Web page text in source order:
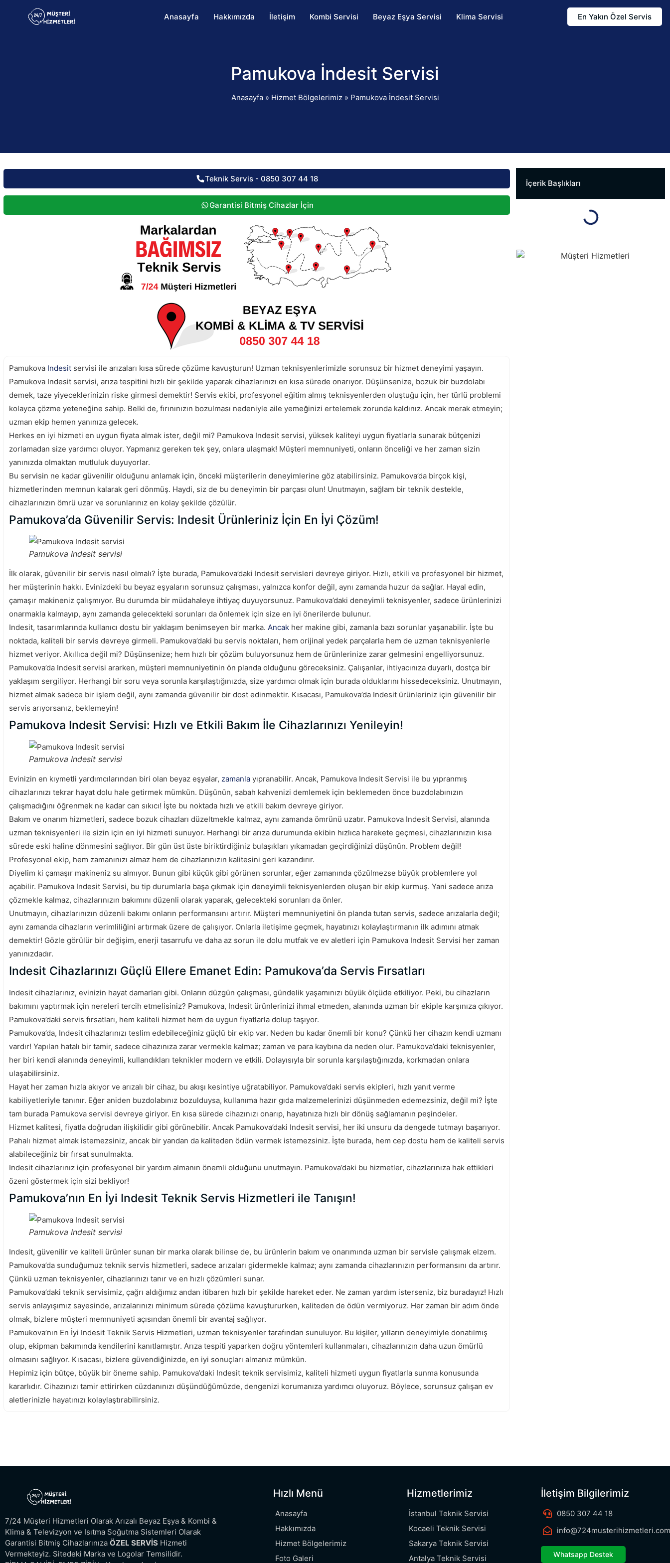
Anasayfa Hakkımızda İletişim Kombi Servisi Beyaz Eşya Servisi Klima Servisi En Yakın Özel Servis
Pamukova İndesit Servisi
Anasayfa» Hizmet Bölgelerimiz» Pamukova İndesit Servisi
Teknik Servis - 0850 307 44 18
Garantisi Bitmiş Cihazlar İçin
Pamukova Indesit servisi ile arızaları kısa sürede çözüme kavuşturun! Uzman teknisyenlerimizle sorunsuz bir hizmet deneyimi yaşayın.
Pamukova Indesit servisi, arıza tespitini hızlı bir şekilde yaparak cihazlarınızı en kısa sürede onarıyor. Düşünsenize, bozuk bir buzdolabı
demek, taze yiyeceklerinizin riske girmesi demektir! Servis ekibi, profesyonel eğitim almış teknisyenlerden oluştuğu için, her türlü problemi
kolayca çözme yeteneğine sahip. Belki de, fırınınızın bozulması nedeniyle aile yemeğinizi ertelemek zorunda kaldınız. Ancak merak etmeyin;
uzman ekip hemen yanınıza gelecek.
Herkes en iyi hizmeti en uygun fiyata almak ister, değil mi? Pamukova Indesit servisi, yüksek kaliteyi uygun fiyatlarla sunarak bütçenizi
zorlamadan size yardımcı oluyor. Yapmanız gereken tek şey, onlara ulaşmak! Müşteri memnuniyeti, onların önceliği ve her zaman sizin
yanınızda olmaktan mutluluk duyuyorlar.
Bu servisin ne kadar güvenilir olduğunu anlamak için, önceki müşterilerin deneyimlerine göz atabilirsiniz. Pamukova’da birçok kişi,
hizmetlerinden memnun kalarak geri dönmüş. Haydi, siz de bu deneyimin bir parçası olun! Unutmayın, sağlam bir teknik destekle,
cihazlarınızın ömrü uzar ve sorunlarınız en kolay şekilde çözülür.
Pamukova’da Güvenilir Servis: Indesit Ürünleriniz İçin En İyi Çözüm!
Pamukova Indesit servisi
İlk olarak, güvenilir bir servis nasıl olmalı? İşte burada, Pamukova’daki Indesit servisleri devreye giriyor. Hızlı, etkili ve profesyonel bir hizmet,
her müşterinin hakkı. Evinizdeki bu beyaz eşyaların sorunsuz çalışması, yalnızca konfor değil, aynı zamanda huzur da sağlar. Hayal edin,
çamaşır makineniz çalışmıyor. Bu durumda bir müdahaleye ihtiyaç duyuyorsunuz. Pamukova’daki deneyimli teknisyenler, sadece ürünlerinizi
onarmakla kalmayıp, aynı zamanda gelecekteki sorunları da önlemek için size en iyi önerilerde bulunur.
Indesit, tasarımlarında kullanıcı dostu bir yaklaşım benimseyen bir marka. Ancak her makine gibi, zamanla bazı sorunlar yaşanabilir. İşte bu
noktada, kaliteli bir servis devreye girmeli. Pamukova’daki bu servis noktaları, hem orijinal yedek parçalarla hem de uzman teknisyenlerle
hizmet veriyor. Akıllıca değil mi? Düşünsenize; hem hızlı bir çözüm buluyorsunuz hem de ürünlerinize zarar gelmesini engelliyorsunuz.
Pamukova’da Indesit servisi ararken, müşteri memnuniyetinin ön planda olduğunu göreceksiniz. Çalışanlar, ihtiyacınıza duyarlı, dostça bir
yaklaşım sergiliyor. Herhangi bir soru veya sorunla karşılaştığınızda, size yardımcı olmak için burada olduklarını hissedeceksiniz. Unutmayın,
hizmet almak sadece bir işlem değil, aynı zamanda güvenilir bir dost edinmektir. Kısacası, Pamukova’da Indesit ürünleriniz için güvenilir bir
servis arıyorsanız, beklemeyin!
Pamukova Indesit Servisi: Hızlı ve Etkili Bakım İle Cihazlarınızı Yenileyin!
Pamukova Indesit servisi
Evinizin en kıymetli yardımcılarından biri olan beyaz eşyalar, zamanla yıpranabilir. Ancak, Pamukova Indesit Servisi ile bu yıpranmış
cihazlarınızı tekrar hayat dolu hale getirmek mümkün. Düşünün, sabah kahvenizi demlemek için beklemeden önce buzdolabınızın
çalışmadığını öğrenmek ne kadar can sıkıcı! İşte bu noktada hızlı ve etkili bakım devreye giriyor.
Bakım ve onarım hizmetleri, sadece bozuk cihazları düzeltmekle kalmaz, aynı zamanda ömrünü uzatır. Pamukova Indesit Servisi, alanında
uzman teknisyenleri ile sizin için en iyi hizmeti sunuyor. Herhangi bir arıza durumunda ekibin hızlıca harekete geçmesi, cihazlarınızın kısa
sürede eski haline dönmesini sağlıyor. Bir gün üst üste biriktirdiğiniz bulaşıkları yıkamadan geçirdiğinizi düşünün. Problem değil!
Profesyonel ekip, hem zamanınızı almaz hem de cihazlarınızın kalitesini geri kazandırır.
Diyelim ki çamaşır makineniz su almıyor. Bunun gibi küçük gibi görünen sorunlar, eğer zamanında çözülmezse büyük problemlere yol
açabilir. Pamukova Indesit Servisi, bu tip durumlarla başa çıkmak için deneyimli teknisyenlerden oluşan bir ekip kurmuş. Yani sadece arıza
çözmekle kalmaz, cihazlarınızın bakımını düzenli olarak yaparak, gelecekteki sorunları da önler.
Unutmayın, cihazlarınızın düzenli bakımı onların performansını artırır. Müşteri memnuniyetini ön planda tutan servis, sadece arızalarla değil;
aynı zamanda cihazların verimliliğini artırmak üzere de çalışıyor. Onlarla iletişime geçmek, hayatınızı kolaylaştırmanın ilk adımını atmak
demektir! Gözle görülür bir değişim, enerji tasarrufu ve daha az sorun ile dolu mutfak ve ev aletleri için Pamukova Indesit Servisi her zaman
yanınızdadır.
Indesit Cihazlarınızı Güçlü Ellere Emanet Edin: Pamukova’da Servis Fırsatları
Indesit cihazlarınız, evinizin hayat damarları gibi. Onların düzgün çalışması, gündelik yaşamınızı büyük ölçüde etkiliyor. Peki, bu cihazların
bakımını yaptırmak için nereleri tercih etmelisiniz? Pamukova, Indesit ürünlerinizi ihmal etmeden, alanında uzman bir ekiple karşınıza çıkıyor.
Pamukova’daki servis fırsatları, hem kaliteli hizmet hem de uygun fiyatlarla dolup taşıyor.
Pamukova’da, Indesit cihazlarınızı teslim edebileceğiniz güçlü bir ekip var. Neden bu kadar önemli bir konu? Çünkü her cihazın kendi uzmanı
vardır! Yapılan hatalı bir tamir, sadece cihazınıza zarar vermekle kalmaz; zaman ve para kaybına da neden olur. Pamukova’daki teknisyenler,
her biri kendi alanında deneyimli, kullandıkları teknikler modern ve etkili. Dolayısıyla bir sorunla karşılaştığınızda, korkmadan onlara
ulaşabilirsiniz.
Hayat her zaman hızla akıyor ve arızalı bir cihaz, bu akışı kesintiye uğratabiliyor. Pamukova’daki servis ekipleri, hızlı yanıt verme
kabiliyetleriyle tanınır. Eğer aniden buzdolabınız bozulduysa, kullanıma hazır gıda malzemelerinizi düşünmeden edemezsiniz, değil mi? İşte
tam burada Pamukova servisi devreye giriyor. En kısa sürede cihazınızı onarıp, hayatınıza hızlı bir dönüş sağlamanın peşindeler.
Hizmet kalitesi, fiyatla doğrudan ilişkilidir gibi görünebilir. Ancak Pamukova’daki Indesit servisi, her iki unsuru da dengede tutmayı başarıyor.
Pahalı hizmet almak istemezsiniz, ancak bir yandan da kaliteden ödün vermek istemezsiniz. İşte burada, hem cep dostu hem de kaliteli servis
alabileceğiniz bir fırsat sunulmakta.
Indesit cihazlarınız için profesyonel bir yardım almanın önemli olduğunu unutmayın. Pamukova’daki bu hizmetler, cihazlarınıza hak ettikleri
özeni göstermek için sizi bekliyor!
Pamukova’nın En İyi Indesit Teknik Servis Hizmetleri ile Tanışın!
Pamukova Indesit servisi
Indesit, güvenilir ve kaliteli ürünler sunan bir marka olarak bilinse de, bu ürünlerin bakım ve onarımında uzman bir servisle çalışmak elzem.
Pamukova’da sunduğumuz teknik servis hizmetleri, sadece arızaları gidermekle kalmaz; aynı zamanda cihazlarınızın performansını da artırır.
Çünkü uzman teknisyenler, cihazlarınızı tanır ve en hızlı çözümleri sunar.
Pamukova’daki teknik servisimiz, çağrı aldığımız andan itibaren hızlı bir şekilde hareket eder. Ne zaman yardım isterseniz, biz buradayız! Hızlı
servis anlayışımız sayesinde, arızalarınızı minimum sürede çözüme kavuştururken, kaliteden de ödün vermiyoruz. Her zaman bir adım önde
olmak, bizlere müşteri memnuniyeti açısından önemli bir avantaj sağlıyor.
Pamukova’nın En İyi Indesit Teknik Servis Hizmetleri, uzman teknisyenler tarafından sunuluyor. Bu kişiler, yılların deneyimiyle donatılmış
olup, ekipman bakımında kendilerini kanıtlamıştır. Arıza tespiti yaparken doğru yöntemleri kullanmaları, cihazlarınızın daha uzun ömürlü
olmasını sağlıyor. Kısacası, bizlere güvendiğinizde, en iyi sonuçları almanız mümkün.
Hepimiz için bütçe, büyük bir öneme sahip. Pamukova’daki Indesit teknik servisimiz, kaliteli hizmeti uygun fiyatlarla sunma konusunda
kararlıdır. Cihazınızı tamir ettirirken cüzdanınızı düşündüğümüzde, dengenizi korumanıza yardımcı oluyoruz. Böylece, sorunsuz çalışan ev
aletlerinizle hayatınızı kolaylaştırabilirsiniz.
İçerik Başlıkları
7/24 Müşteri Hizmetleri Olarak Arızalı Beyaz Eşya & Kombi &
Klima & Televizyon ve Isıtma Soğutma Sistemleri Olarak
Garantisi Bitmiş Cihazlarınıza ÖZEL SERVİS Hizmeti
Vermekteyiz. Sitedeki Marka ve Logolar Temsilidir.
Hızlı Menü
Anasayfa
Hakkımızda
Hizmet Bölgelerimiz
Foto Galeri
Hizmetlerimiz
İstanbul Teknik Servisi
Kocaeli Teknik Servisi
Sakarya Teknik Servisi
Antalya Teknik Servisi
İletişim Bilgilerimiz
0850 307 44 18
Whatsapp Destek